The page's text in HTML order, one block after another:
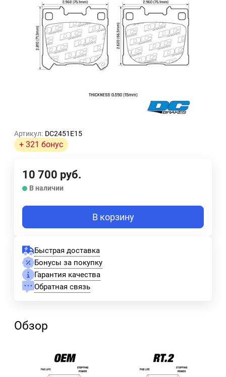
Артикул: DC2451E15
+ 321 бонус
10 700 руб.
В наличии
В корзину
Быстрая доставка
Бонусы за покупку
Гарантия качества
Обратная связь
Обзор